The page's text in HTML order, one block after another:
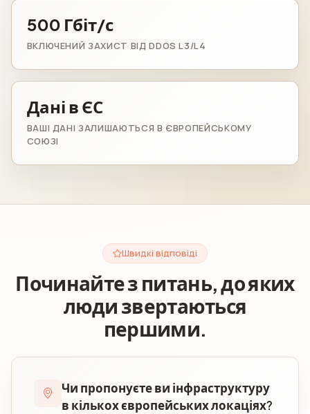
500 Гбіт/с
ВКЛЮЧЕНИЙ ЗАХИСТ ВІД DDOS L3/L4
Дані в ЄС
ВАШІ ДАНІ ЗАЛИШАЮТЬСЯ В ЄВРОПЕЙСЬКОМУ
СОЮЗІ
Швидкі відповіді
Починайте з питань, до яких
люди звертаються
першими.
Чи пропонуєте ви інфраструктуру
в кількох європейських локаціях?